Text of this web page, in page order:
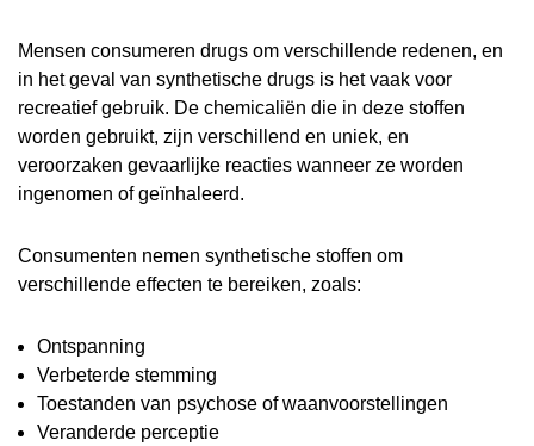
Mensen consumeren drugs om verschillende redenen, en
in het geval van synthetische drugs is het vaak voor
recreatief gebruik. De chemicaliën die in deze stoffen
worden gebruikt, zijn verschillend en uniek, en
veroorzaken gevaarlijke reacties wanneer ze worden
ingenomen of geïnhaleerd.
Consumenten nemen synthetische stoffen om
verschillende effecten te bereiken, zoals:
Ontspanning
Verbeterde stemming
Toestanden van psychose of waanvoorstellingen
Veranderde perceptie